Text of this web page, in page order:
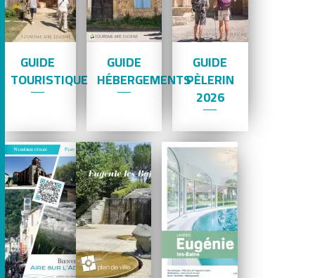
GUIDE
TOURISTIQUE
GUIDE
HÉBERGEMENTS
GUIDE
PÈLERIN
2026